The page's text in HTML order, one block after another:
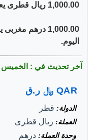
1,000.00 ريال قطرى يعادل اليوم 29.51 درهم مغربى.
اليوم.
آخر تحديث في : الخميس 6 أغسطس 2026
QAR ﷼ ر.ق
الدولة قطر
العملة ريال قطرى
وحدة العملة درهم